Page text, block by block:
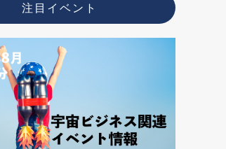
注目イベント